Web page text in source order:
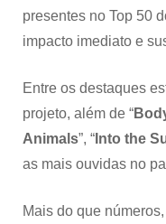
presentes no Top 50
impacto imediato e
Entre os destaques
projeto, além de “
Animals”, “ Into the
as mais ouvidas no
Mais do que números,